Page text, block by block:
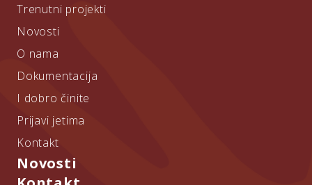
Trenutni projekti
Novosti
O nama
Dokumentacija
I dobro činite
Prijavi jetima
Kontakt
Novosti